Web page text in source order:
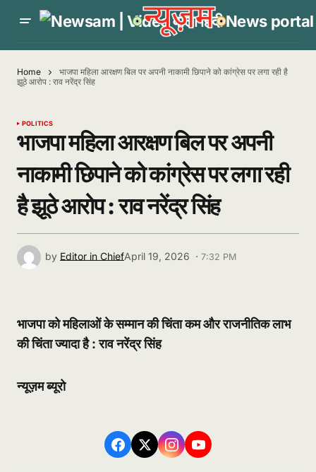
Home
भाजपा महिला आरक्षण बिल पर अपनी नाकामी छिपाने को कांग्रेस पर लगा रही है
झूठे आरोप : राव नरेंद्र सिंह
POLITICS
भाजपा महिला आरक्षण बिल पर अपनी
नाकामी छिपाने को कांग्रेस पर लगा रही
है झूठे आरोप : राव नरेंद्र सिंह
by Editor in ChiefApril 19, 2026 · 7:32 PM
भाजपा को महिलाओं के सम्मान की चिंता कम और राजनीतिक लाभ
की चिंता ज्यादा है : राव नरेंद्र सिंह
न्यूज़म ब्यूरो